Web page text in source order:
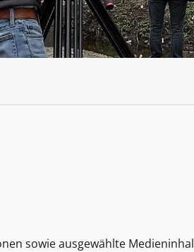
sowie ausgewählte